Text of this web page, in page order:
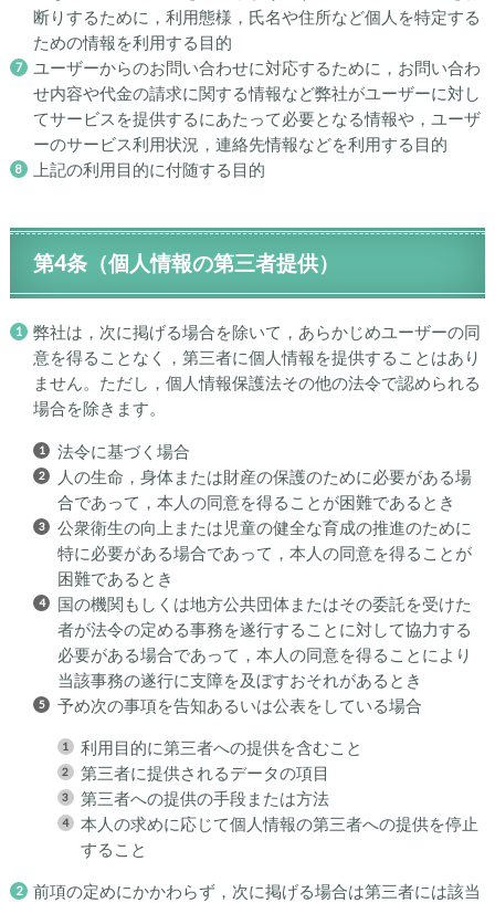
断りするために，利用態様，氏名や住所など個人を特定する
ための情報を利用する目的
ユーザーからのお問い合わせに対応するために，お問い合わ
せ内容や代金の請求に関する情報など弊社がユーザーに対し
てサービスを提供するにあたって必要となる情報や，ユーザ
ーのサービス利用状況，連絡先情報などを利用する目的
上記の利用目的に付随する目的
第4条（個人情報の第三者提供）
弊社は，次に掲げる場合を除いて，あらかじめユーザーの同
意を得ることなく，第三者に個人情報を提供することはあり
ません。ただし，個人情報保護法その他の法令で認められる
場合を除きます。
法令に基づく場合
人の生命，身体または財産の保護のために必要がある場
合であって，本人の同意を得ることが困難であるとき
公衆衛生の向上または児童の健全な育成の推進のために
特に必要がある場合であって，本人の同意を得ることが
困難であるとき
国の機関もしくは地方公共団体またはその委託を受けた
者が法令の定める事務を遂行することに対して協力する
必要がある場合であって，本人の同意を得ることにより
当該事務の遂行に支障を及ぼすおそれがあるとき
予め次の事項を告知あるいは公表をしている場合
利用目的に第三者への提供を含むこと
第三者に提供されるデータの項目
第三者への提供の手段または方法
本人の求めに応じて個人情報の第三者への提供を停止
すること
前項の定めにかかわらず，次に掲げる場合は第三者には該当